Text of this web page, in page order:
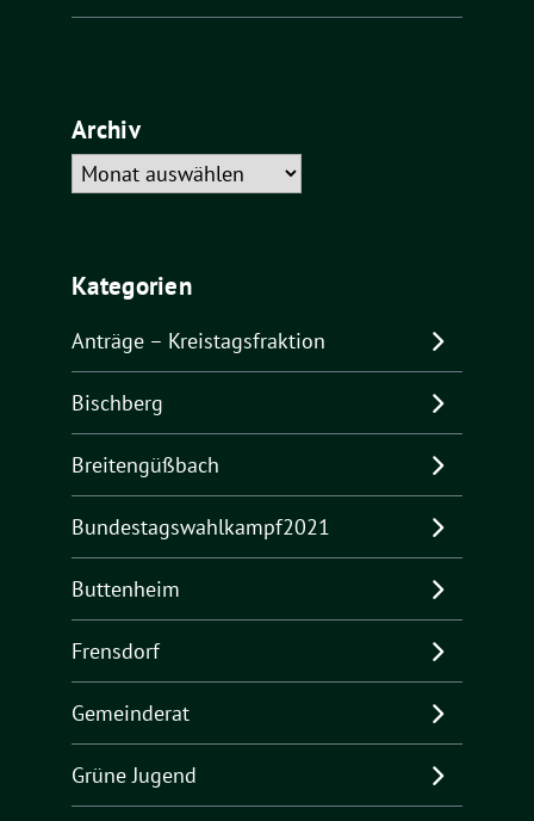
Archiv
Archiv
Kategorien
Anträge – Kreistagsfraktion
Bischberg
Breitengüßbach
Bundestagswahlkampf2021
Buttenheim
Frensdorf
Gemeinderat
Grüne Jugend